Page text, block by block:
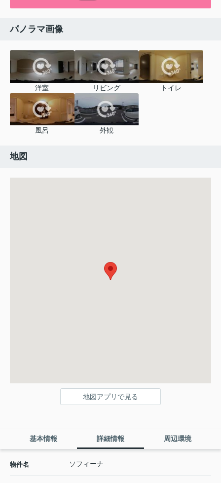
パノラマ画像
洋室 リビング トイレ
風呂 外観
地図
地図アプリで見る
基本情報 詳細情報 周辺環境
物件名 ソフィーナ